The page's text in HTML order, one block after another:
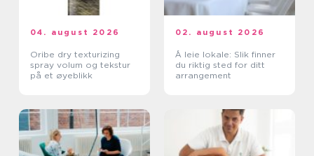
04. august 2026
Oribe dry texturizing
spray volum og tekstur
på et øyeblikk
02. august 2026
Å leie lokale: Slik finner
du riktig sted for ditt
arrangement